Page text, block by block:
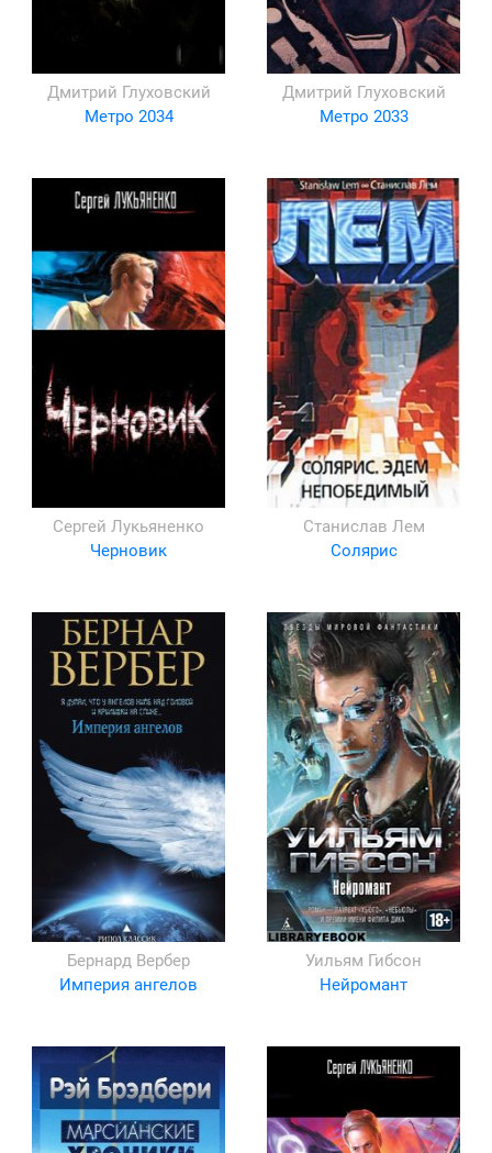
Дмитрий Глуховский
Метро 2034
Дмитрий Глуховский
Метро 2033
Сергей Лукьяненко
Черновик
Станислав Лем
Солярис
Бернард Вербер
Империя ангелов
Уильям Гибсон
Нейромант